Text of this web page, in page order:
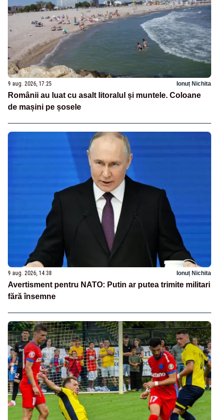
9 aug. 2026, 17:25 Ionuț Nichita
Românii au luat cu asalt litoralul și muntele. Coloane
de mașini pe șosele
9 aug. 2026, 14:38 Ionuț Nichita
Avertisment pentru NATO: Putin ar putea trimite militari
fără însemne